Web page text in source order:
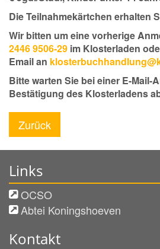
Die Teilnahmekärtchen erhalten
Wir bitten um eine vorherige
2446 9506-29 im Klosterladen
Email an
Bitte warten Sie bei einer E-Mail-
Bestätigung des Klosterladens
Zurück
Links
OCSO
Abtei Koningshoeven
Kontakt